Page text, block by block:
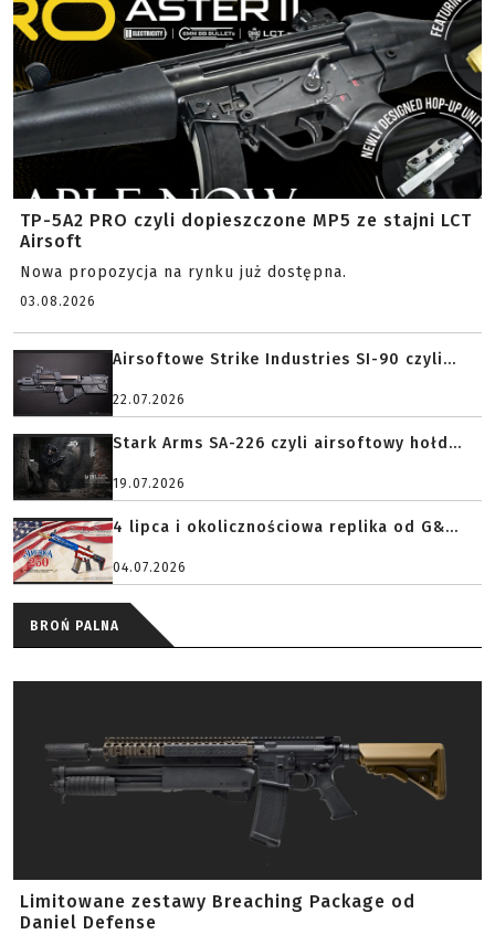
TP-5A2 PRO czyli dopieszczone MP5 ze stajni LCT
Airsoft
Nowa propozycja na rynku już dostępna.
03.08.2026
Airsoftowe Strike Industries SI-90 czyli...
22.07.2026
Stark Arms SA-226 czyli airsoftowy hołd...
19.07.2026
4 lipca i okolicznościowa replika od G&...
04.07.2026
BROŃ PALNA
Limitowane zestawy Breaching Package od
Daniel Defense